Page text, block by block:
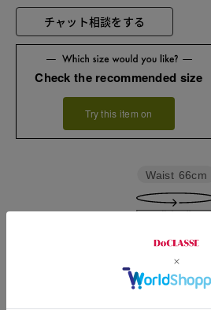
チャット相談をする
Check the recommended size
Try this item on
Waist 66cm